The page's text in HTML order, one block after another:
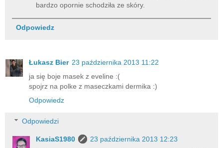
bardzo opornie schodziła ze skóry.
Odpowiedz
Łukasz Bier 23 października 2013 11:22
ja się boje masek z eveline :(
spojrz na polke z maseczkami dermika :)
Odpowiedz
Odpowiedzi
KasiaS1980
23 października 2013 12:23